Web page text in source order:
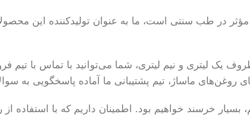
در طب سنتی است، ما به عنوان تولیدکننده این
لیتری و نیم لیتری، شما می‌توانید با تماس با تیم
روغن‌های ماساژ، تیم پشتیبانی ما آماده پاسخگویی به
بسیار خرسند خواهیم بود. اطمینان داریم که با